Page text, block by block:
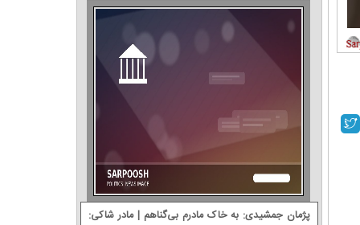
پژمان جمشیدی: ‌به خاک مادرم بی‌گناهم | مادر شاکی: